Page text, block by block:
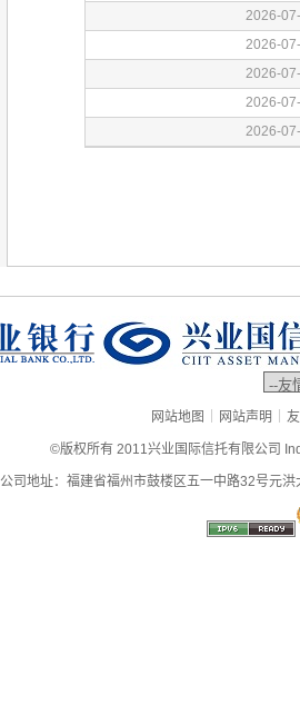
网站地图 | 网站声明 |
©版权所有 2011兴业国际信托有限公司
公司地址：福建省福州市鼓楼区五一中路32号元